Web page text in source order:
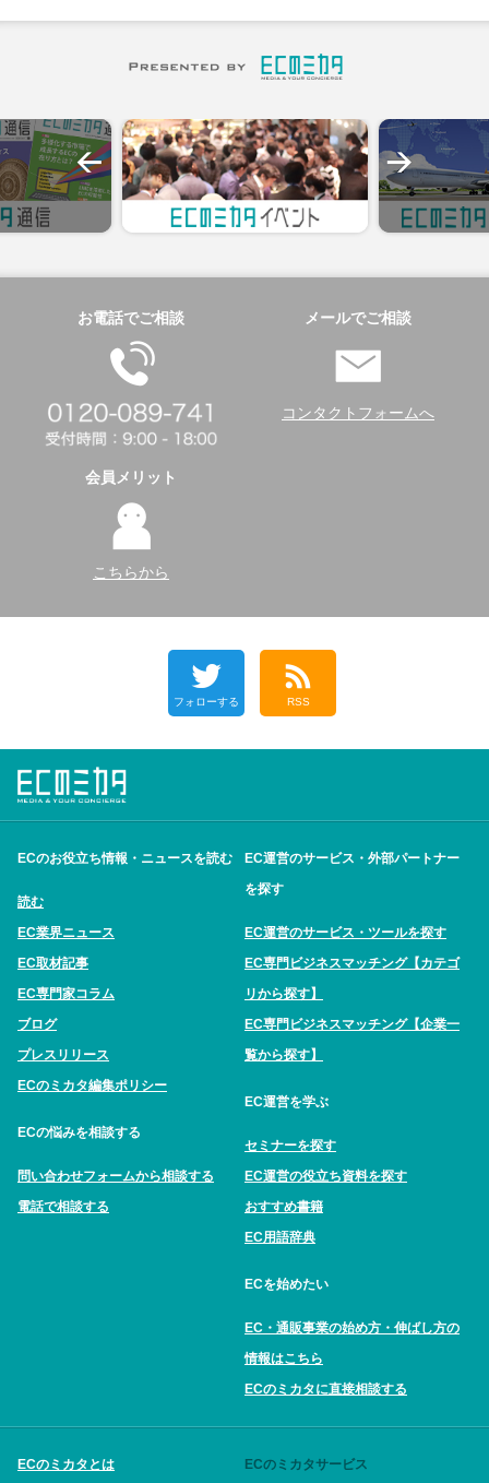
お電話でご相談 メールでご相談
コンタクトフォームへ
会員メリット
こちらから
フォローする RSS
ECのお役立ち情報・ニュースを読む
読む
EC業界ニュース
EC取材記事
EC専門家コラム
ブログ
プレスリリース
ECのミカタ編集ポリシー
ECの悩みを相談する
問い合わせフォームから相談する
電話で相談する
EC運営のサービス・外部パートナー
を探す
EC運営のサービス・ツールを探す
EC専門ビジネスマッチング【カテゴ
リから探す】
EC専門ビジネスマッチング【企業一
覧から探す】
EC運営を学ぶ
セミナーを探す
EC運営の役立ち資料を探す
おすすめ書籍
EC用語辞典
ECを始めたい
EC・通販事業の始め方・伸ばし方の
情報はこちら
ECのミカタに直接相談する
ECのミカタとは ECのミカタサービス